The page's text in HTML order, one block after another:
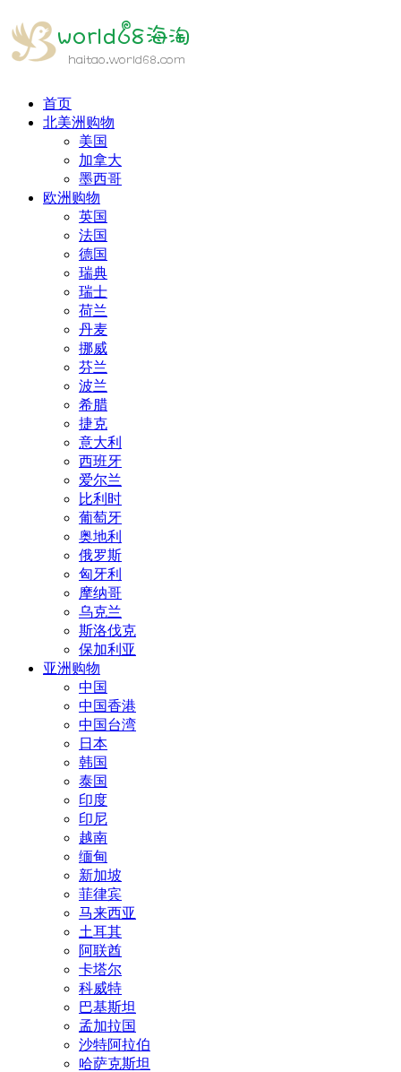
首页
北美洲购物
美国
加拿大
墨西哥
欧洲购物
英国
法国
德国
瑞典
瑞士
荷兰
丹麦
挪威
芬兰
波兰
希腊
捷克
意大利
西班牙
爱尔兰
比利时
葡萄牙
奥地利
俄罗斯
匈牙利
摩纳哥
乌克兰
斯洛伐克
保加利亚
亚洲购物
中国
中国香港
中国台湾
日本
韩国
泰国
印度
印尼
越南
缅甸
新加坡
菲律宾
马来西亚
土耳其
阿联酋
卡塔尔
科威特
巴基斯坦
孟加拉国
沙特阿拉伯
哈萨克斯坦